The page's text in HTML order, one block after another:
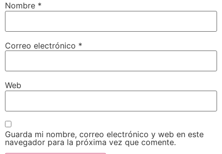
Nombre *
Correo electrónico *
Web
Guarda mi nombre, correo electrónico y web en este
navegador para la próxima vez que comente.